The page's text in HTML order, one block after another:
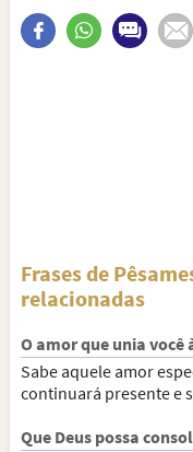
Frases de
relacionadas
O amor que unia você
Sabe aquele amor
continuará presente e
Que Deus possa